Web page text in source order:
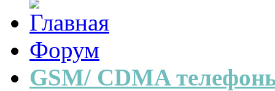
Форум
GSM/ CDMA